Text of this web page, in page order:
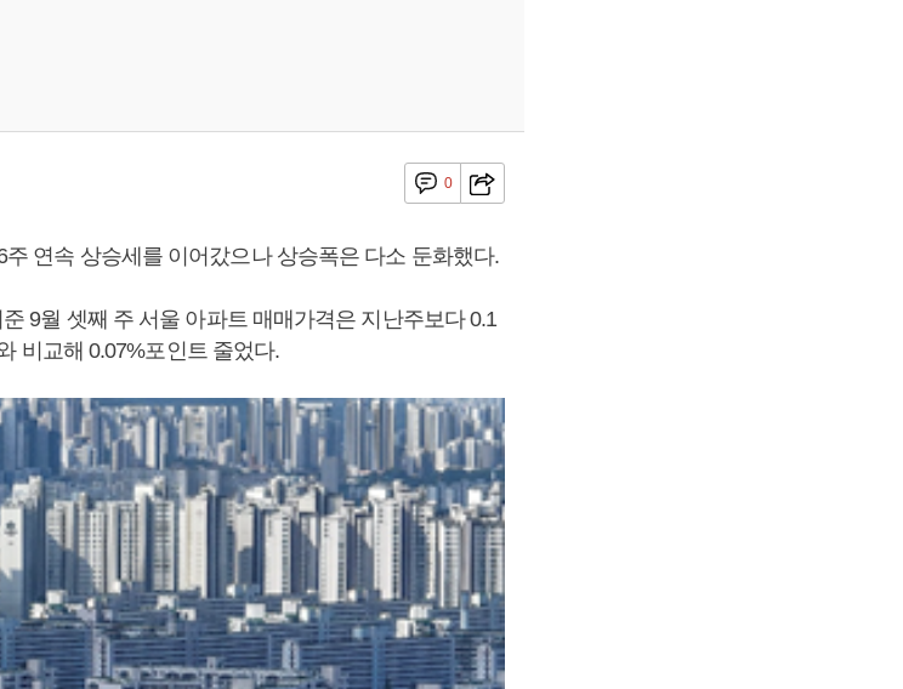
0
연속 상승세를 이어갔으나 상승폭은 다소 둔화했다.
9월 셋째 주 서울 아파트 매매가격은 지난주보다 0.1
비교해 0.07%포인트 줄었다.